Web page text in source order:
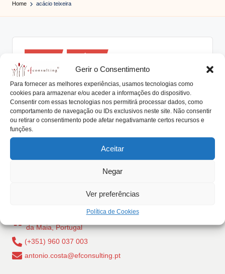
Gerir o Consentimento
Para fornecer as melhores experiências, usamos tecnologias como
cookies para armazenar e/ou aceder a informações do dispositivo.
Consentir com essas tecnologias nos permitirá processar dados, como
comportamento de navegação ou IDs exclusivos neste site. Não consentir
ou retirar o consentimento pode afetar negativamante certos recursos e
funções.
Aceitar
Negar
Ver preferências
Política de Cookies
n
u
lt
i
n
g
.
p
t
Home acácio teixeira
Posted
in
Eu gostaria de trabalhar numa
Empresa Familiar porque … (III/VI)
by
António Nogueira da Costa Dezembro 4, 2015
… possui uma sistema de decisão mais assertivo Uma
das peculiaridades das sociedades de origem…
Rua Dr Carlos Pires Felgueiras, 206 - 1, 4470-157 Cidade
da Maia, Portugal
(+351) 960 037 003
antonio.costa@efconsulting.pt